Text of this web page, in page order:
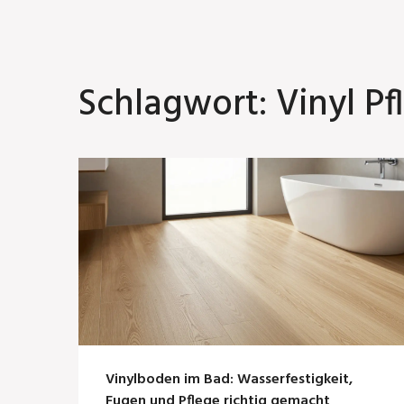
Schlagwort: Vinyl
Vinylboden im Bad: Wasserfestigkeit,